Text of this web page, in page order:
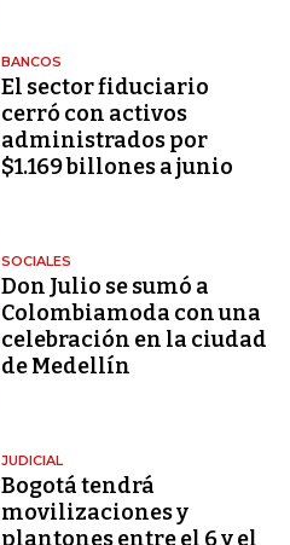
BANCOS
El sector fiduciario
cerró con activos
administrados por
$1.169 billones a junio
SOCIALES
Don Julio se sumó a
Colombiamoda con una
celebración en la ciudad
de Medellín
JUDICIAL
Bogotá tendrá
movilizaciones y
plantones entre el 6 y el